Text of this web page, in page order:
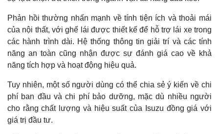
Phản hồi thường nhấn mạnh về tính tiện ích và thoải mái
của nội thất, với ghế lái được thiết kế để hỗ trợ lái xe trong
các hành trình dài. Hệ thống thông tin giải trí và các tính
năng an toàn cũng nhận được sự đánh giá cao về khả
năng tích hợp và hoạt động hiệu quả.
Tuy nhiên, một số người dùng có thể chia sẻ ý kiến về chi
phí ban đầu và chi phí bảo dưỡng, mặc dù nhiều người
cho rằng chất lượng và hiệu suất của Isuzu đồng giá với
giá trị đầu tư.